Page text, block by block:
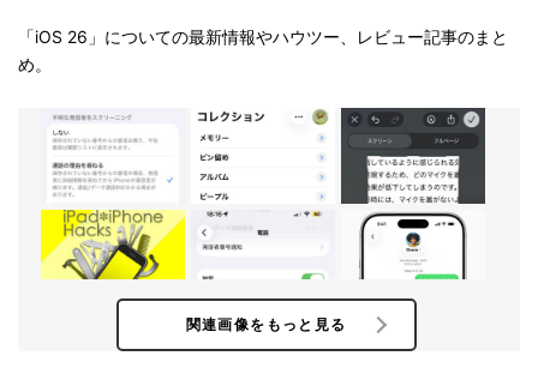
「iOS 26」についての最新情報やハウツー、レビュー記事のまと
め。
関連画像をもっと見る